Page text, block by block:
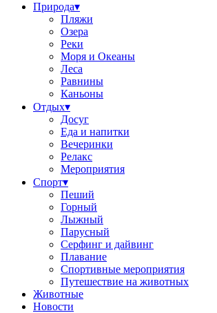
Природа▾
Пляжи
Озера
Реки
Моря и Океаны
Леса
Равнины
Каньоны
Отдых▾
Досуг
Еда и напитки
Вечеринки
Релакс
Мероприятия
Спорт▾
Пеший
Горный
Лыжный
Парусный
Серфинг и дайвинг
Плавание
Спортивные мероприятия
Путешествие на животных
Животные
Новости